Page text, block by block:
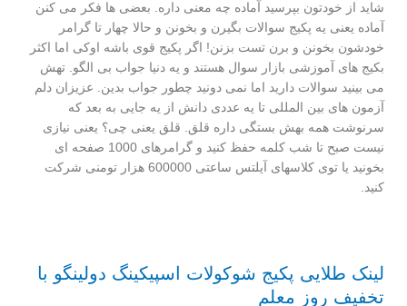
شاید از خودتون بپرسید آماده چه معنی داره. بعضی ها فکر می کنن
آماده یعنی یه پکیج سوالات بگیرن و بخونن و حالا چهار تا گرامر
خودشون بخونن و برن تست بزنن! اگر پکیج قوی باشه اوکی اما اکثر
بکیج های آموزشی بازار سوال هستند و یه دنیا جواب بی الگو. تهش
می بینید سوالات دارید اما نمی دونید چطور جواب بدین. عزیزان دلم
آزمون های بین المللی تا یه عددی دانش از یه جایی به بعد که
سرنوشت همه بهش بستگی داره قلق. قلق یعنی چی؟ یعنی نیازی
نیست صبح تا شب کلمه حفظ کنید و گرامرهای 1000 صفحه ای
بخونید یا توی کلاسهای آیلتس ساعتی 600000 هزار تومنی شرکت
کنید.
لینک طلایی پکیج شوکولات اسپیکینگ دولینگو با
تخفیف روز معلم